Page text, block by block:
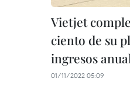
Vietjet
ciento de su
ingresos
01/11/2022 05:09